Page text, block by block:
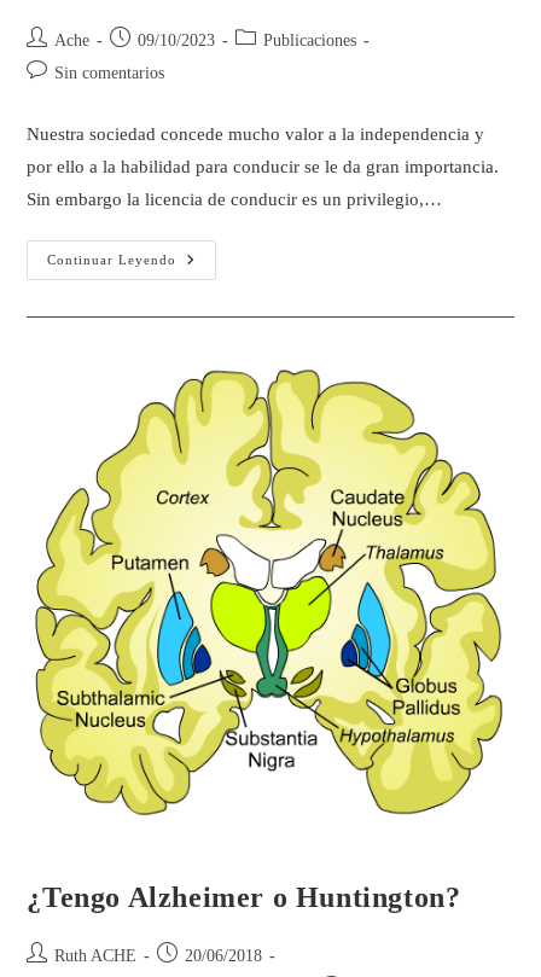
Ache 09/10/2023
Publicaciones
Sin comentarios
Nuestra sociedad concede mucho valor a la independencia y
por ello a la habilidad para conducir se le da gran importancia.
Sin embargo la licencia de conducir es un privilegio,…
Continuar Leyendo
¿Tengo Alzheimer o Huntington?
Ruth ACHE 20/06/2018